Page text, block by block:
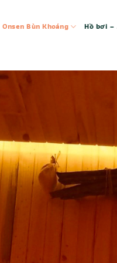
Bùn Khoáng Hồ bơi –